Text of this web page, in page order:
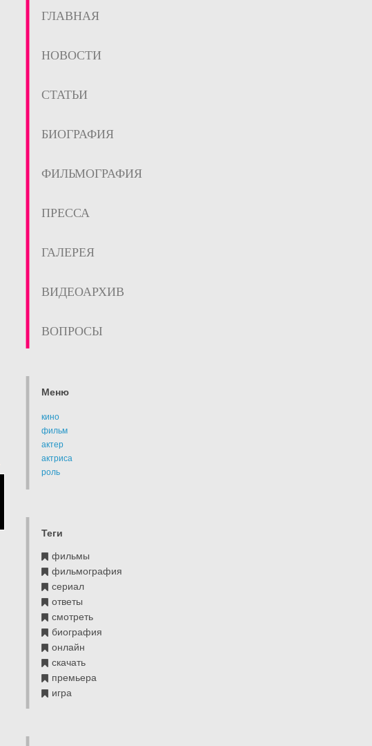
ГЛАВНАЯ
НОВОСТИ
СТАТЬИ
БИОГРАФИЯ
ФИЛЬМОГРАФИЯ
ПРЕССА
ГАЛЕРЕЯ
ВИДЕОАРХИВ
ВОПРОСЫ
Меню
кино
фильм
актер
актриса
роль
Теги
фильмы
фильмография
сериал
ответы
смотреть
биография
онлайн
скачать
премьера
игра